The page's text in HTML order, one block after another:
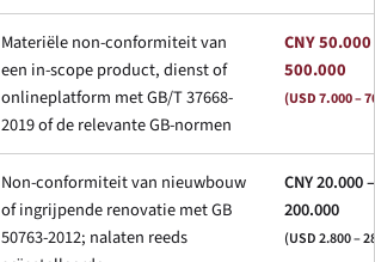
Materiële non-conformiteit van
een in-scope product, dienst of
onlineplatform met GB/T 37668-
2019 of de relevante GB-normen
CNY 50.000
500.000
(USD 7.000 –
Non-conformiteit van nieuwbouw
of ingrijpende renovatie met GB
50763-2012; nalaten reeds
CNY 20.000 –
200.000
(USD 2.800 –